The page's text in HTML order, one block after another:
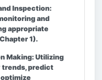
Inspection:
and
appropriate
1).
Making:Utilizing
trends, predict